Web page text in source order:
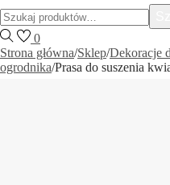
Szukać:>
0
Strona główna/Sklep/Dekoracje
ogrodnika/Prasa do suszenia